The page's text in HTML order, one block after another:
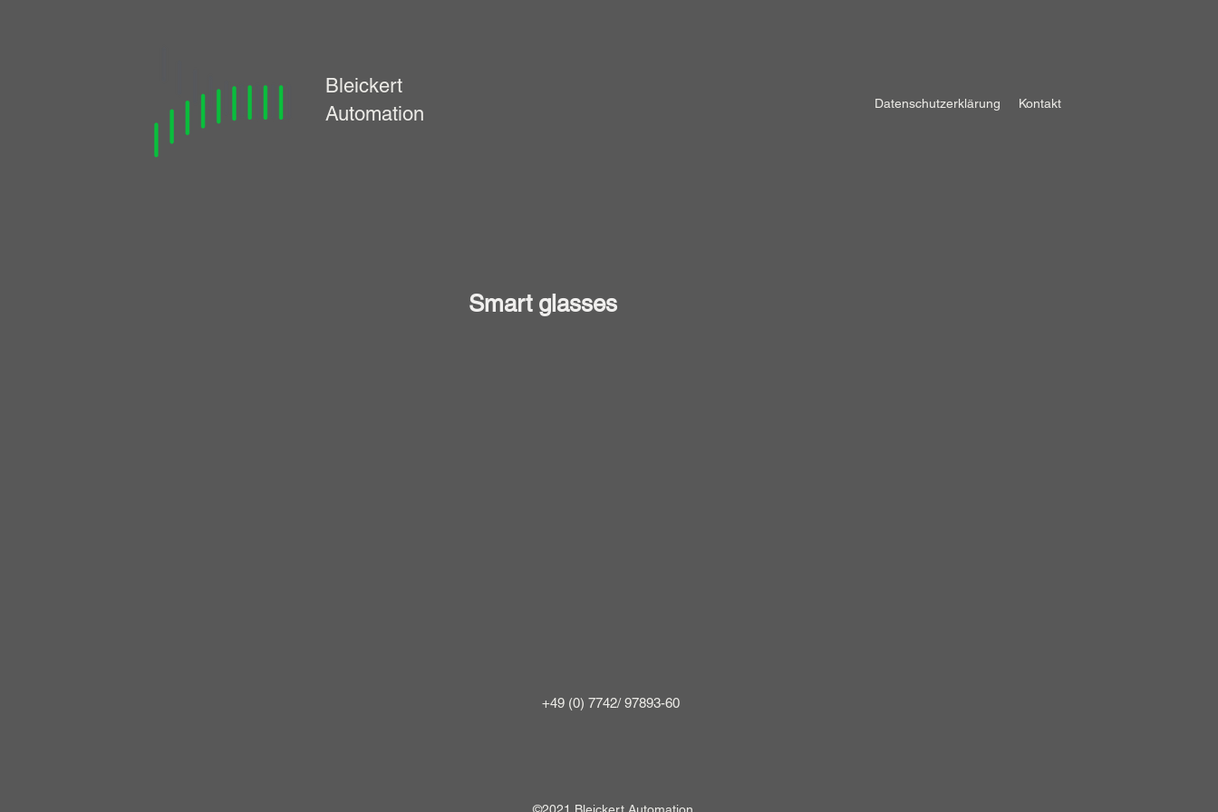
Bleickert
Automation
Datenschutzerklärung Kontakt
Smart glasses
+49 (0) 7742/ 97893-60